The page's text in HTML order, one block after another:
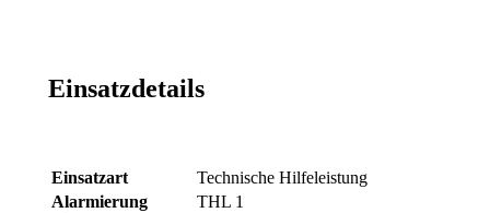
Einsatzdetails
Einsatzart
Technische Hilfeleistung
Alarmierung
THL 1